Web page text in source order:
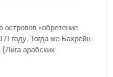
«обретение
году. Тогда же Бахрейн
арабских